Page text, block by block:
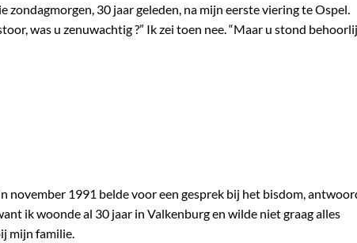
zondagmorgen, 30 jaar geleden, na mijn eerste viering te Ospel.
was u zenuwachtig ?” Ik zei toen nee. “Maar u stond
november 1991 belde voor een gesprek bij het bisdom,
ik woonde al 30 jaar in Valkenburg en wilde niet graag alles
mijn familie.